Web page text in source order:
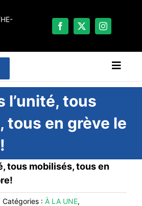
RECHERCHER:
LES UNES
LA FSU 54
PUBLICATIONS
l’unité, tous
tous en grève le
tous mobilisés, tous en
Catégories : À LA UNE,